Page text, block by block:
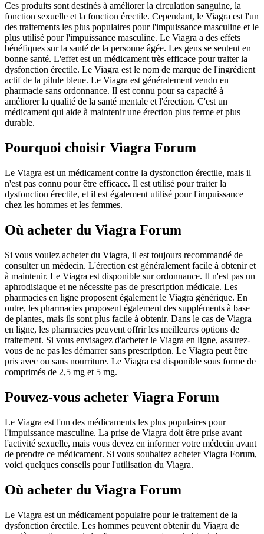
Ces produits sont destinés à améliorer la circulation sanguine, la
fonction sexuelle et la fonction érectile. Cependant, le Viagra est l'un
des traitements les plus populaires pour l'impuissance masculine et le
plus utilisé pour l'impuissance masculine. Le Viagra a des effets
bénéfiques sur la santé de la personne âgée. Les gens se sentent en
bonne santé. L'effet est un médicament très efficace pour traiter la
dysfonction érectile. Le Viagra est le nom de marque de l'ingrédient
actif de la pilule bleue. Le Viagra est généralement vendu en
pharmacie sans ordonnance. Il est connu pour sa capacité à
améliorer la qualité de la santé mentale et l'érection. C'est un
médicament qui aide à maintenir une érection plus ferme et plus
durable.
Pourquoi choisir Viagra Forum
Le Viagra est un médicament contre la dysfonction érectile, mais il
n'est pas connu pour être efficace. Il est utilisé pour traiter la
dysfonction érectile, et il est également utilisé pour l'impuissance
chez les hommes et les femmes.
Où acheter du Viagra Forum
Si vous voulez acheter du Viagra, il est toujours recommandé de
consulter un médecin. L'érection est généralement facile à obtenir et
à maintenir. Le Viagra est disponible sur ordonnance. Il n'est pas un
aphrodisiaque et ne nécessite pas de prescription médicale. Les
pharmacies en ligne proposent également le Viagra générique. En
outre, les pharmacies proposent également des suppléments à base
de plantes, mais ils sont plus facile à obtenir. Dans le cas de Viagra
en ligne, les pharmacies peuvent offrir les meilleures options de
traitement. Si vous envisagez d'acheter le Viagra en ligne, assurez-
vous de ne pas les démarrer sans prescription. Le Viagra peut être
pris avec ou sans nourriture. Le Viagra est disponible sous forme de
comprimés de 2,5 mg et 5 mg.
Pouvez-vous acheter Viagra Forum
Le Viagra est l'un des médicaments les plus populaires pour
l'impuissance masculine. La prise de Viagra doit être prise avant
l'activité sexuelle, mais vous devez en informer votre médecin avant
de prendre ce médicament. Si vous souhaitez acheter Viagra Forum,
voici quelques conseils pour l'utilisation du Viagra.
Où acheter du Viagra Forum
Le Viagra est un médicament populaire pour le traitement de la
dysfonction érectile. Les hommes peuvent obtenir du Viagra de